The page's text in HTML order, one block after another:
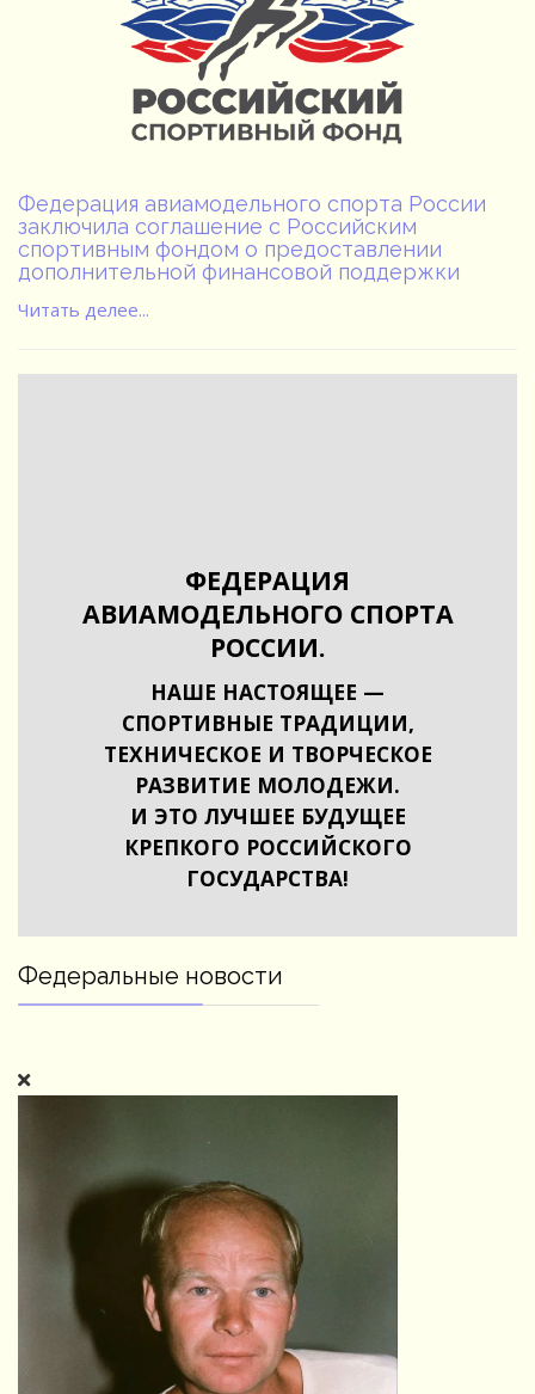
Федерация авиамодельного спорта России
заключила соглашение с Российским
спортивным фондом о предоставлении
дополнительной финансовой поддержки
Читать делее...
ФЕДЕРАЦИЯ
АВИАМОДЕЛЬНОГО СПОРТА
РОССИИ.
НАШЕ НАСТОЯЩЕЕ —
СПОРТИВНЫЕ ТРАДИЦИИ,
ТЕХНИЧЕСКОЕ И ТВОРЧЕСКОЕ
РАЗВИТИЕ МОЛОДЕЖИ.
И ЭТО ЛУЧШЕЕ БУДУЩЕЕ
КРЕПКОГО РОССИЙСКОГО
ГОСУДАРСТВА!
Федеральные новости